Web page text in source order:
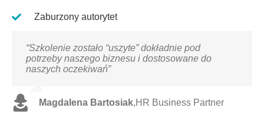
Zaburzony autorytet
“Szkolenie zostało “uszyte” dokładnie pod
potrzeby naszego biznesu i dostosowane do
naszych oczekiwań”
Magdalena Bartosiak,HR Business Partner